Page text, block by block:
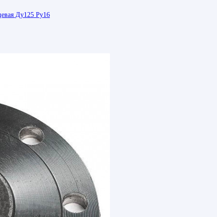
Ду125 Ру16